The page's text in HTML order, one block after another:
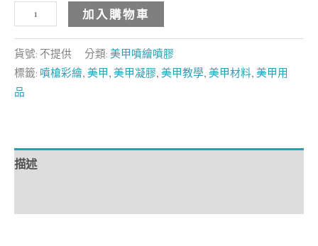
加入購物車
貨號: 不提供 分類: 美甲噴繪噴膠
標籤: 噴槍彩繪, 美甲, 美甲凝膠, 美甲教學, 美甲材料, 美甲用
品
描述